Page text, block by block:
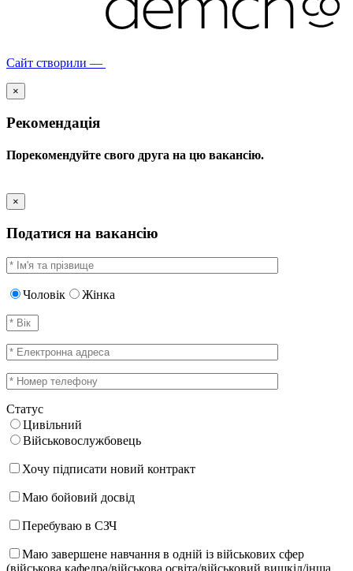
Сайт створили —
×
Рекомендація
Порекомендуйте свого друга на цю вакансію.
×
Податися на вакансію
Чоловік Жінка
Статус
Цивільний
Військовослужбовець
Хочу підписати новий контракт
Маю бойовий досвід
Перебуваю в СЗЧ
Маю завершене навчання в одній із військових сфер
(військова кафедра/військова освіта/військовий вишкіл/інша